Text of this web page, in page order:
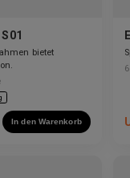
bietet
In den Warenkorb
6